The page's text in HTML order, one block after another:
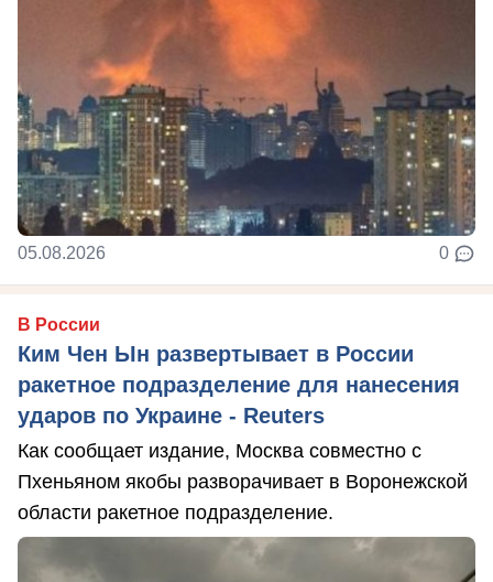
05.08.2026 0
В России
Ким Чен Ын развертывает в России
ракетное подразделение для нанесения
ударов по Украине - Reuters
Как сообщает издание, Москва совместно с
Пхеньяном якобы разворачивает в Воронежской
области ракетное подразделение.